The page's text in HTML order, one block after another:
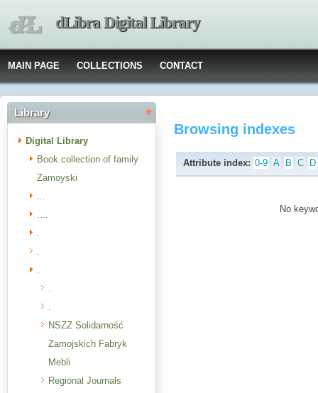
dLibra Digital Library
MAIN PAGE COLLECTIONS CONTACT
Library
Digital Library
Book collection of family
Zamoyski
...
....
.
.
.
.
.
NSZZ Solidarność
Zamojskich Fabryk
Mebli
Regional Journals
Browsing indexes
Attribute index: 0-9 A B C D
No